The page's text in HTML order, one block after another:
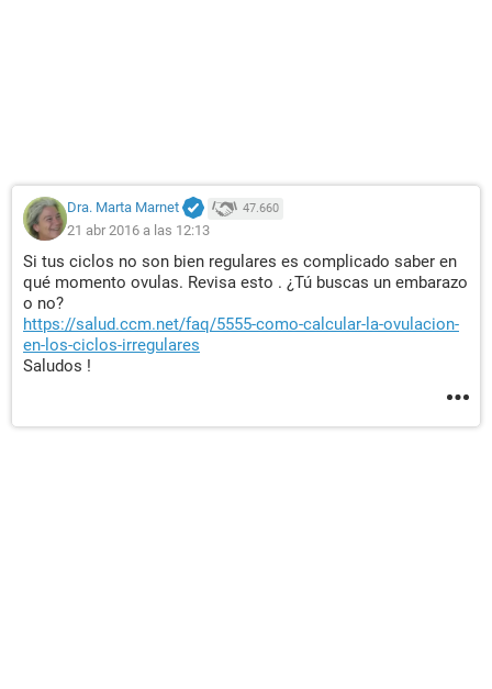
Dra. Marta Marnet 47.660
21 abr 2016 a las 12:13
Si tus ciclos no son bien regulares es complicado saber en
qué momento ovulas. Revisa esto . ¿Tú buscas un embarazo
o no?
https://salud.ccm.net/faq/5555-como-calcular-la-ovulacion-
en-los-ciclos-irregulares
Saludos !